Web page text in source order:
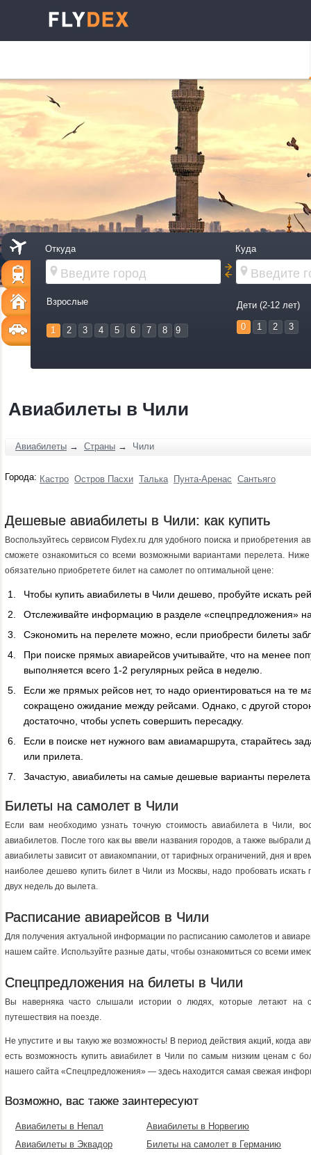
Откуда Куда
Взрослые
1 2 3 4 5 6 7 8 9
Дети (2-12 лет)
0 1 2 3
Авиабилеты в Чили
Авиабилеты → Страны → Чили
Города: Кастро Остров Пасхи Талька Пунта-Аренас Сантьяго
Дешевые авиабилеты в Чили: как купить
Воспользуйтесь сервисом Flydex.ru для удобного поиска и
сможете ознакомиться со всеми возможными вариантами перелета.
обязательно приобретете билет на самолет по оптимальной цене:
Чтобы купить авиабилеты в Чили дешево, пробуйте искать
Отслеживайте информацию в разделе «спецпредложения»
Сэкономить на перелете можно, если приобрести билеты
При поиске прямых авиарейсов учитывайте, что на менее
выполняется всего 1-2 регулярных рейса в неделю.
Если же прямых рейсов нет, то надо ориентироваться на те
сокращено ожидание между рейсами. Однако, с другой
достаточно, чтобы успеть совершить пересадку.
Если в поиске нет нужного вам авиамаршрута, старайтесь
или прилета.
Зачастую, авиабилеты на самые дешевые варианты
Билеты на самолет в Чили
Если вам необходимо узнать точную стоимость авиабилета в Чили,
авиабилетов. После того как вы ввели названия городов, а также
авиабилеты зависит от авиакомпании, от тарифных ограничений, дня и
наиболее дешево купить билет в Чили из Москвы, надо пробовать
двух недель до вылета.
Расписание авиарейсов в Чили
Для получения актуальной информации по расписанию самолетов и
нашем сайте. Используйте разные даты, чтобы ознакомиться со всеми
Спецпредложения на билеты в Чили
Вы наверняка часто слышали истории о людях, которые летают на
путешествия на поезде.
Не упустите и вы такую же возможность! В период действия акций, когда
есть возможность купить авиабилет в Чили по самым низким ценам с
нашего сайта «Спецпредложения» — здесь находится самая свежая
Возможно, вас также заинтересуют
Авиабилеты в Непал
Авиабилеты в Эквадор
Авиабилеты в Норвегию
Билеты на самолет в Германию